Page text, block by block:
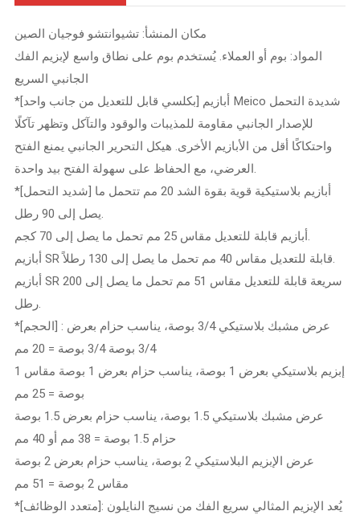
مكان المنشأ: تشيوانتشو فوجيان الصين
المواد: بوم أو العملاء. يُستخدم بوم على نطاق واسع لإبزيم الفك
الجانبي السريع
*[بكلسي قابل للتعديل من جانب واحد] أبازيم Meico شديدة التحمل
للإصدار الجانبي مقاومة للمذيبات والوقود والتآكل وتظهر تآكلًا
واحتكاكًا أقل من الأبازيم الأخرى. هيكل التحرير الجانبي يمنع الفتح
العرضي، مع الحفاظ على سهولة الفتح بيد واحدة.
*[شديد التحمل] أبازيم بلاستيكية قوية بقوة الشد 20 مم تتحمل ما
يصل إلى 90 رطل.
أبازيم قابلة للتعديل مقاس 25 مم تحمل ما يصل إلى 70 كجم.
أبازيم SR قابلة للتعديل مقاس 40 مم تحمل ما يصل إلى 130 رطلاً.
أبازيم SR سريعة قابلة للتعديل مقاس 51 مم تحمل ما يصل إلى 200
رطل.
*[الحجم] : عرض مشبك بلاستيكي 3/4 بوصة، يناسب حزام بعرض
3/4 بوصة 3/4 بوصة = 20 مم
إبزيم بلاستيكي بعرض 1 بوصة، يناسب حزام بعرض 1 بوصة مقاس 1
بوصة = 25 مم
عرض مشبك بلاستيكي 1.5 بوصة، يناسب حزام بعرض 1.5 بوصة
حزام 1.5 بوصة = 38 مم أو 40 مم
عرض الإبزيم البلاستيكي 2 بوصة، يناسب حزام بعرض 2 بوصة
مقاس 2 بوصة = 51 مم
*[متعدد الوظائف]: يُعد الإبزيم المثالي سريع الفك من نسيج النايلون